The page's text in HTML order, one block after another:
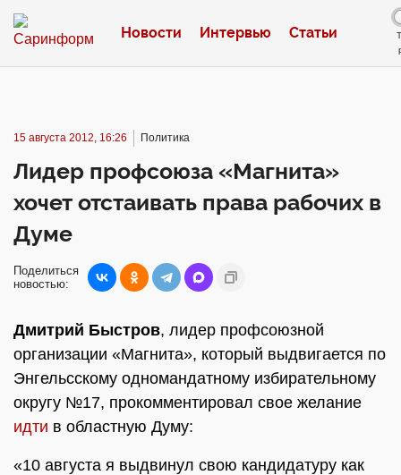
Новости Интервью Статьи
15 августа 2012, 16:26 Политика
Лидер профсоюза «Магнита»
хочет отстаивать права рабочих в
Думе
Поделиться
новостью:
Дмитрий Быстров, лидер профсоюзной
организации «Магнита», который выдвигается по
Энгельсскому одномандатному избирательному
округу №17, прокомментировал свое желание
идти в областную Думу:
«10 августа я выдвинул свою кандидатуру как